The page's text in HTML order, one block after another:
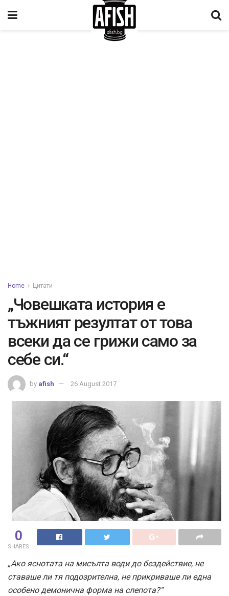
Home Цитати
„Човешката история е
тъжният резултат от това
всеки да се грижи само за
себе си.“
by afish 26 August 2017
0
SHARES
„Ако яснотата на мисълта води до бездействие, не
ставаше ли тя подозрителна, не прикриваше ли една
особено демонична форма на слепота?“